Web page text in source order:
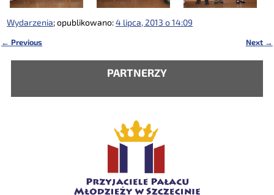
Wydarzenia; opublikowano:4 lipca, 2013 o 14:09
← Previous Next →
PARTNERZY